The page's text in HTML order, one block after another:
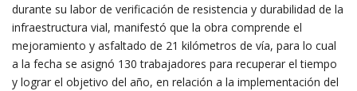
durante su labor de verificación de resistencia y durabilidad de la
infraestructura vial, manifestó que la obra comprende el
mejoramiento y asfaltado de 21 kilómetros de vía, para lo cual
a la fecha se asignó 130 trabajadores para recuperar el tiempo
y lograr el objetivo del año, en relación a la implementación del